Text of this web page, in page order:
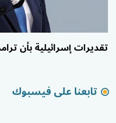
تقديرات إسرائيلية بأن
تابعنا على فيسبوك